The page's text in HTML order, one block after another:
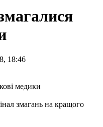
18:46
змагань на кращого